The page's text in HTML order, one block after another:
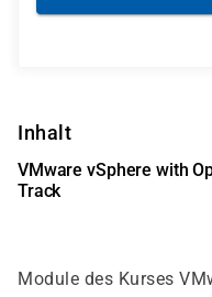
Inhalt
VMware vSphere with
Track
Module des Kurses